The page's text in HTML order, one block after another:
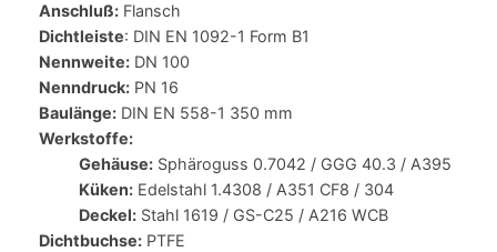
Anschluß:Flansch
Dichtleiste: DIN EN 1092-1 Form B1
Nennweite:DN 100
Nenndruck:PN 16
Baulänge:DIN EN 558-1 350 mm
Werkstoffe:
Gehäuse:Sphäroguss 0.7042 / GGG 40.3 / A395
Küken:Edelstahl 1.4308 / A351 CF8 / 304
Deckel:Stahl 1619 / GS-C25 / A216 WCB
Dichtbuchse:PTFE